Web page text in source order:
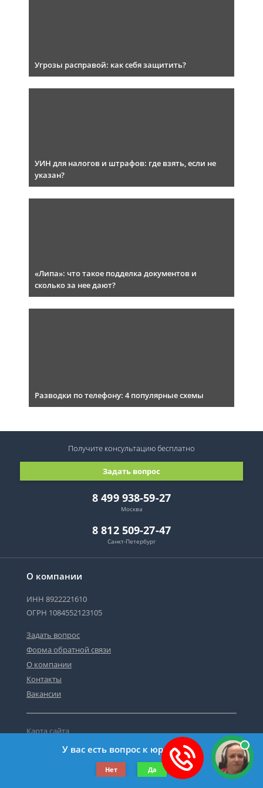
Угрозы расправой: как себя защитить?
УИН для налогов и штрафов: где взять, если не
указан?
«Липа»: что такое подделка документов и
сколько за нее дают?
Разводки по телефону: 4 популярные схемы
О компании
ИНН 8922221610
ОГРН 1084552123105
Задать вопрос
Форма обратной связи
О компании
Контакты
Вакансии
©2019-2026 Все права защищены.
Карта сайта
Политика персональных данных
8 499 938-59-27
Москва
8 812 509-27-47
Санкт-Петербург
Задать вопрос
Получите консультациюбесплатно
У вас есть вопрос к юристу?
Нет Да